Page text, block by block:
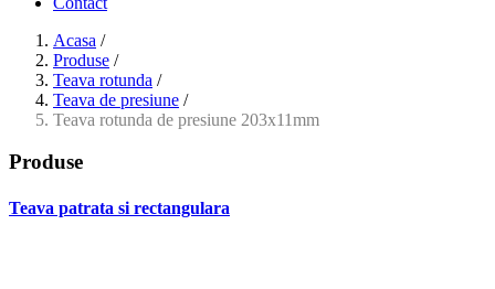
Acasa /
Produse /
Teava rotunda /
Teava de presiune /
Teava rotunda de presiune 203x11mm
Produse
Teava patrata si rectangulara